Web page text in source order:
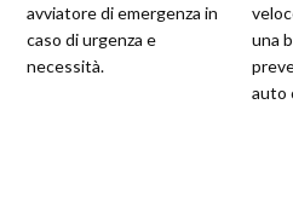
avviatore di emergenza in
caso di urgenza e
necessità.
una
auto